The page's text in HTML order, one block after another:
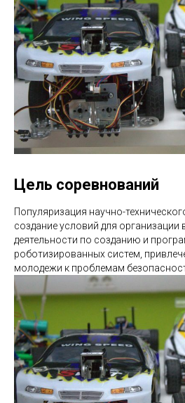
Цель соревнований
Популяризация научно-
создание условий для
деятельности по созданию и
роботизированных систем,
молодежи к проблемам